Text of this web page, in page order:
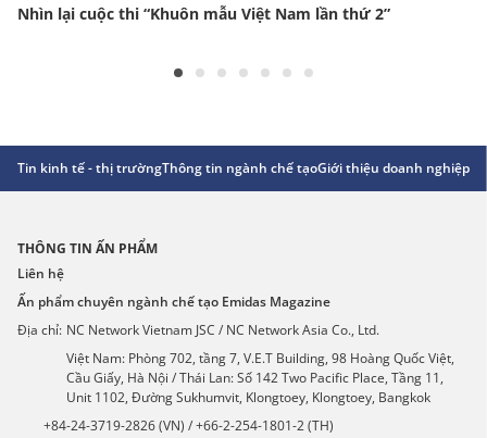
Nhìn lại cuộc thi “Khuôn mẫu Việt Nam lần thứ 2”
Tin kinh tế - thị trườngThông tin ngành chế tạoGiới thiệu doanh nghiệp
THÔNG TIN ẤN PHẨM
Liên hệ
Ấn phẩm chuyên ngành chế tạo Emidas Magazine
Địa chỉ: NC Network Vietnam JSC / NC Network Asia Co., Ltd.
Việt Nam: Phòng 702, tầng 7, V.E.T Building, 98 Hoàng Quốc Việt,
Cầu Giấy, Hà Nội / Thái Lan: Số 142 Two Pacific Place, Tầng 11,
Unit 1102, Đường Sukhumvit, Klongtoey, Klongtoey, Bangkok
+84-24-3719-2826 (VN) / +66-2-254-1801-2 (TH)